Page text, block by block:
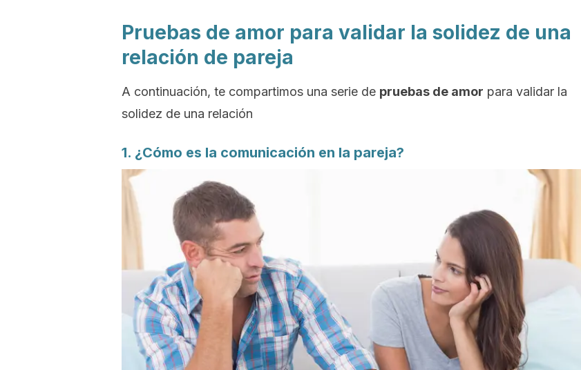
Pruebas de amor para validar la solidez de una
relación de pareja
A continuación, te compartimos una serie de pruebas de amor para validar la
solidez de una relación
1. ¿Cómo es la comunicación en la pareja?